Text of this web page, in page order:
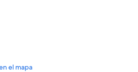
el mapa